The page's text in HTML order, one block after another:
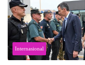
Internasional